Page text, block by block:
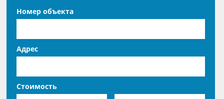
Номер объекта
Адрес
Стоимость